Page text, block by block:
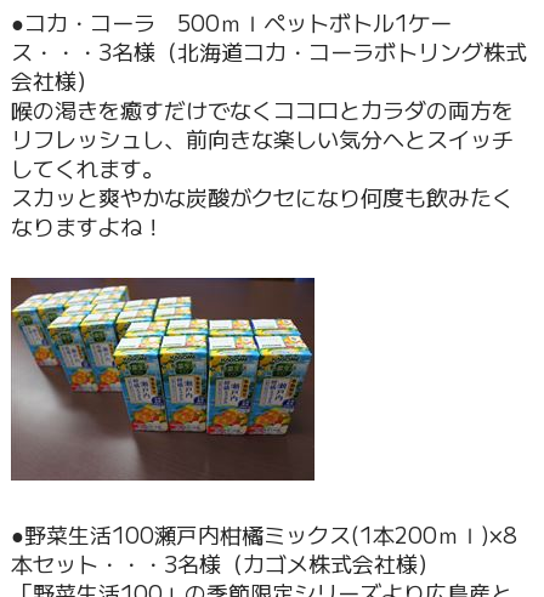
●コカ・コーラ 500ｍｌペットボトル1ケー
ス・・・3名様（北海道コカ・コーラボトリング株式
会社様）
喉の渇きを癒すだけでなくココロとカラダの両方を
リフレッシュし、前向きな楽しい気分へとスイッチ
してくれます。
スカッと爽やかな炭酸がクセになり何度も飲みたく
なりますよね！
●野菜生活100瀬戸内柑橘ミックス(1本200ｍｌ)×8
本セット・・・3名様（カゴメ株式会社様）